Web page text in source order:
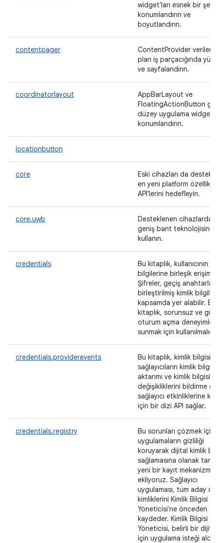
widget'ları esnek bir
konumlandırın ve
boyutlandırın.
contentpager
ContentProvider
plan iş parçacığında
ve sayfalandırın.
coordinatorlayout
AppBarLayout ve
FloatingActionButton
düzey uygulama
konumlandırın.
locationbutton
core
Eski cihazları da
en yeni platform
API'lerini hedefleyin.
core.uwb
Desteklenen cihazlarda
geniş bant teknolojisini
kullanın.
credentials
Bu kitaplık, kullanıcının
bilgilerine birleşik erişim
Şifreler, geçiş
birleştirilmiş kimlik
kapsamda yer alabilir. Bu
kitaplık, sorunsuz ve
oturum açma deneyimleri
sunmak için
credentials.providerevents
Bu kitaplık, kimlik bilgisi
sağlayıcıların kimlik bilgisi
aktarımı ve kimlik bilgisi
değişikliklerini bildirme
sağlayıcı etkinliklerine
için bir dizi API sağlar.
credentials.registry
Bu sorunları çözmek için,
uygulamaların gizliliği
koruyarak dijital kimlik
sağlamasına olanak
yeni bir kayıt
ekliyoruz. Sağlayıcı
uygulaması, tüm aday
kimliklerini Kimlik Bilgisi
Yöneticisi'ne önceden
kaydeder. Kimlik Bilgisi
Yöneticisi, belirli bir
için uygulama isteği